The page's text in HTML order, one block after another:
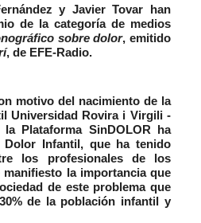
y Javier Tovar han
de la categoría de medios
sobre dolor, emitido
, de EFE-Radio.
motivo del nacimiento de la
Universidad Rovira i Virgili -
la Plataforma SinDOLOR ha
Dolor Infantil, que ha tenido
los profesionales de los
la importancia que
de este problema que
de la población infantil y